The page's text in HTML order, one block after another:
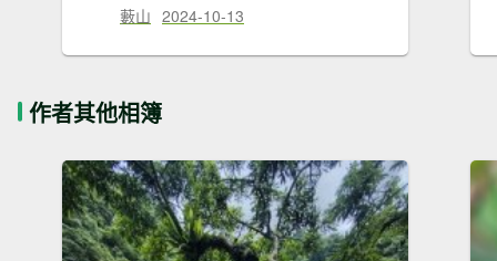
藪山 2024-10-13
作者其他相簿